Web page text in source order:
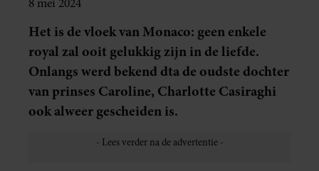
Het is de vloek van Monaco: geen enkele
royal zal ooit gelukkig zijn in de liefde.
Onlangs werd bekend dta de oudste dochter
van prinses Caroline, Charlotte Casiraghi
ook alweer gescheiden is.